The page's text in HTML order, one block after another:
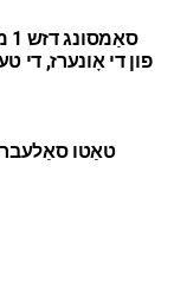
פון די אָונערז, די
טאַטו